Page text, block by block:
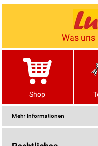
Was uns
Shop
Mehr Informationen